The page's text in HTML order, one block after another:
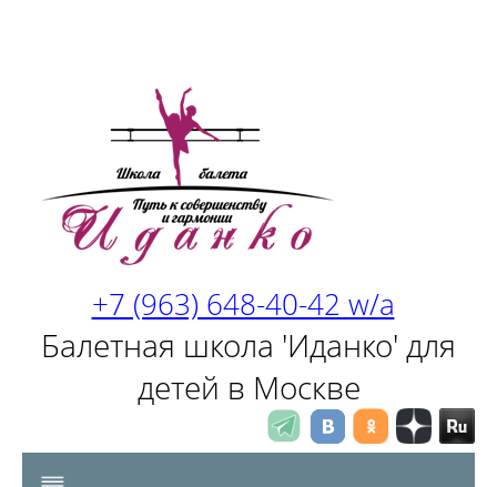
+7 (963) 648-40-42 w/a
Балетная школа 'Иданко' для
детей в Москве